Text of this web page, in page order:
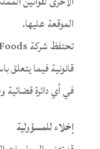
الموقعة عليها.
قانونية فيما يتعلق
في أي دائرة قضائية
إخلاء للمسؤولية